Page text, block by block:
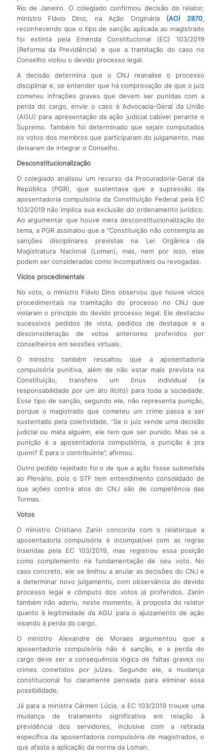
Rio de Janeiro. O colegiado confirmou decisão do relator,
ministro Flávio Dino, na Ação Originária (AO) 2870,
reconhecendo que o tipo de sanção aplicada ao magistrado
foi extinta pela Emenda Constitucional (EC) 103/2019
(Reforma da Previdência) e que a tramitação do caso no
Conselho violou o devido processo legal.
A decisão determina que o CNJ reanalise o processo
disciplinar e, se entender que há comprovação de que o juiz
cometeu infrações graves que devem ser punidas com a
perda do cargo, envie o caso à Advocacia-Geral da União
(AGU) para apresentação da ação judicial cabível perante o
Supremo. Também foi determinado que sejam computados
os votos dos membros que participaram do julgamento, mas
deixaram de integrar o Conselho.
Desconstitucionalização
O colegiado analisou um recurso da Procuradoria-Geral da
República (PGR), que sustentava que a supressão da
aposentadoria compulsória da Constituição Federal pela EC
103/2019 não implica sua exclusão do ordenamento jurídico.
Ao argumentar que houve mera desconstitucionalização do
tema, a PGR assinalou que a “Constituição não contempla as
sanções disciplinares previstas na Lei Orgânica da
Magistratura Nacional (Loman), mas, nem por isso, elas
podem ser consideradas como incompatíveis ou revogadas.
Vícios procedimentais
No voto, o ministro Flávio Dino observou que houve vícios
procedimentais na tramitação do processo no CNJ que
violaram o princípio do devido processo legal. Ele destacou
sucessivos pedidos de vista, pedidos de destaque e a
desconsideração de votos anteriores proferidos por
conselheiros em sessões virtuais.
O ministro também ressaltou que a aposentadoria
compulsória punitiva, além de não estar mais prevista na
Constituição, transfere um ônus individual (a
responsabilidade por um ato ilícito) para toda a sociedade.
Esse tipo de sanção, segundo ele, não representa punição,
porque o magistrado que cometeu um crime passa a ser
sustentado pela coletividade. “Se o juiz vende uma decisão
judicial ou mata alguém, ele tem que ser punido. Mas se a
punição é a aposentadoria compulsória, a punição é pra
quem? É para o contribuinte”, afirmou.
Outro pedido rejeitado foi o de que a ação fosse submetida
ao Plenário, pois o STF tem entendimento consolidado de
que ações contra atos do CNJ são de competência das
Turmas.
Votos
O ministro Cristiano Zanin concorda com o relatorque a
aposentadoria compulsória é incompatível com as regras
inseridas pela EC 103/2019, mas registrou essa posição
como complemento na fundamentação de seu voto. No
caso concreto, ele se limitou a anular as decisões do CNJ e
a determinar novo julgamento, com observância do devido
processo legal e cômputo dos votos já proferidos. Zanin
também não aderiu, neste momento, à proposta do relator
quanto à legitimidade da AGU para o ajuizamento de ação
visando à perda do cargo.
O ministro Alexandre de Moraes argumentou que a
aposentadoria compulsória não é sanção, e a perda do
cargo deve ser a consequência lógica de faltas graves ou
crimes cometidos por juízes. Segundo ele, a mudança
constitucional foi claramente pensada para eliminar essa
possibilidade.
Já para a ministra Cármen Lúcia, a EC 103/2019 trouxe uma
mudança de tratamento significativa em relação à
previdência dos servidores, inclusive com a retirada
específica da aposentadoria compulsória de magistrados, o
que afasta a aplicação da norma da Loman.